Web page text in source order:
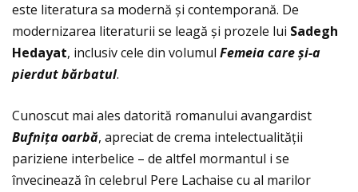
este literatura sa modernă și contemporană. De
modernizarea literaturii se leagă și prozele lui Sadegh
Hedayat, inclusiv cele din volumul Femeia careși-a
pierdut bărbatul.
Cunoscut mai ales datorită romanului avangardist
Bufniţa oarbă, apreciat de crema intelectualităţii
pariziene interbelice – de altfel mormantul i se
învecinează în celebrul Pere Lachaise cu al marilor